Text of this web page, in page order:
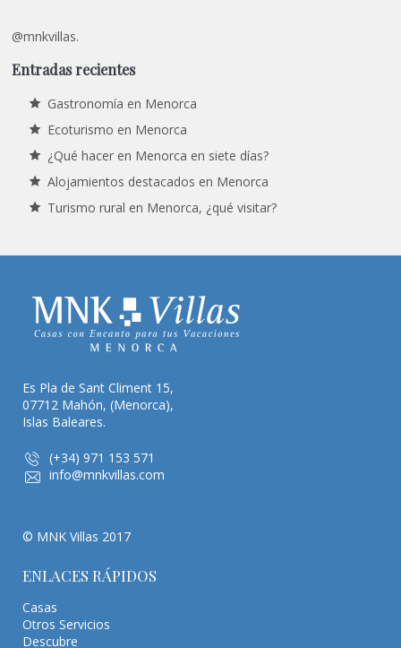
@mnkvillas.
Entradas recientes
Gastronomía en Menorca
Ecoturismo en Menorca
¿Qué hacer en Menorca en siete días?
Alojamientos destacados en Menorca
Turismo rural en Menorca, ¿qué visitar?
Es Pla de Sant Climent 15,
07712 Mahón, (Menorca),
Islas Baleares.
(+34) 971 153 571
info@mnkvillas.com
© MNK Villas 2017
ENLACES RÁPIDOS
Casas
Otros Servicios
Descubre